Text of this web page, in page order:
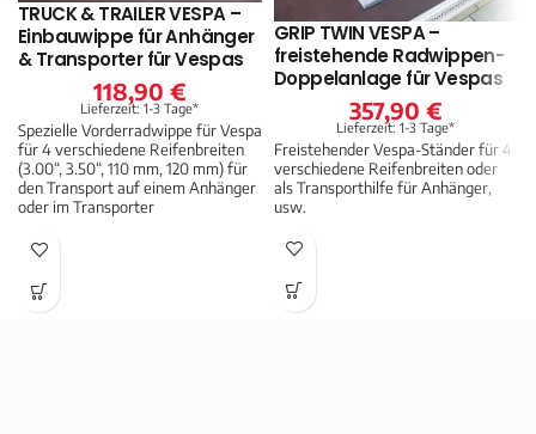
TRUCK & TRAILER VESPA –
Einbauwippe für Anhänger
& Transporter für Vespas
118,90€
Lieferzeit: 1-3 Tage*
Spezielle Vorderradwippe für Vespa
für 4 verschiedene Reifenbreiten
(3.00“, 3.50“, 110 mm, 120 mm) für
den Transport auf einem Anhänger
oder im Transporter
GRIP TWIN VESPA –
freistehende Radwippen-
Doppelanlage für Vespas
357,90€
Lieferzeit: 1-3 Tage*
Freistehender Vespa-Ständer für 4
verschiedene Reifenbreiten oder
als Transporthilfe für Anhänger,
usw.